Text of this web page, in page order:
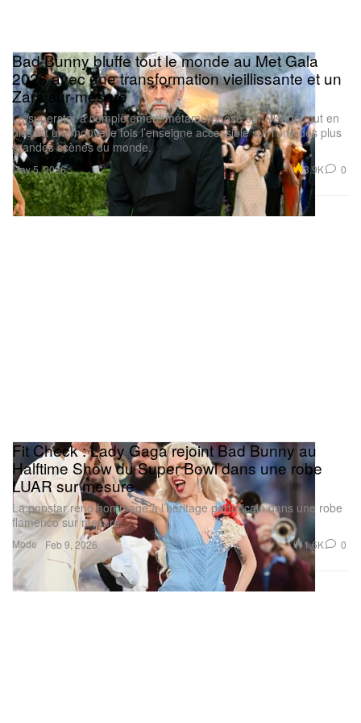
Voir cette publication sur Instagram
Bad Bunny bluffe tout le monde au Met Gala
2026 avec une transformation vieillissante et un
Zara sur‑mesure
La superstar a complètement métamorphosé son visage tout en
hissant une nouvelle fois l’enseigne accessible sur l’une des plus
grandes scènes du monde.
May 5, 2026 3.9K 0
Mode
Fit Check : Lady Gaga rejoint Bad Bunny au
Halftime Show du Super Bowl dans une robe
LUAR sur mesure
La popstar rend hommage à l’héritage portoricain dans une robe
flamenco sur mesure.
Feb 9, 2026 1.6K 0